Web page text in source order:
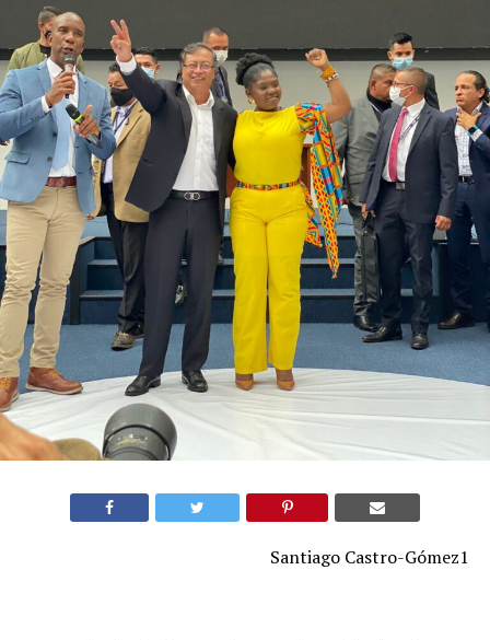
Santiago Castro-Gómez1